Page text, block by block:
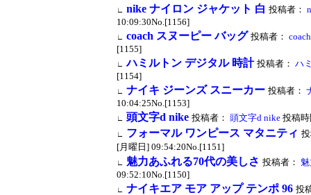
∟ nike ナイロン ジャケット 白 投稿者：
10:09:30No.[1156]
∟ coach スヌーピー バッグ 投稿者：
[1155]
∟ ハミルトン デジタル 時計 投稿者： ハ
[1154]
∟ ナイキ ジーンズ スニーカー 投稿者：
10:04:25No.[1153]
∟ 頭文字d nike 投稿者： 頭文字d nike 投稿
∟ フォーマル ワンピース マタニティ
[月曜日] 09:54:20No.[1151]
∟ 魅力あふれる70代の美しさ 投稿者：
09:52:10No.[1150]
∟ ナイキエア モア アップ テンポ 96 投